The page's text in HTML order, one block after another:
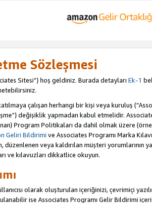
Sözleşmesi
Sitesi”) hoş geldiniz. Burada detayları Ek-1
çalışan herhangi bir kişi veya kuruluş
değişiklik yapmadan kabul etmelidir.
Program Politikaları da dahil olmak üzere
Geliri Bildirimi ve Associates Programı Marka
düzenlenen veya kaldırılan müşteri
ve kılavuzları dikkatlice okuyun.
olarak oluşturulan içeriğinizi, çevrimiçi
ise Associates Programı Gelir Bildirimi